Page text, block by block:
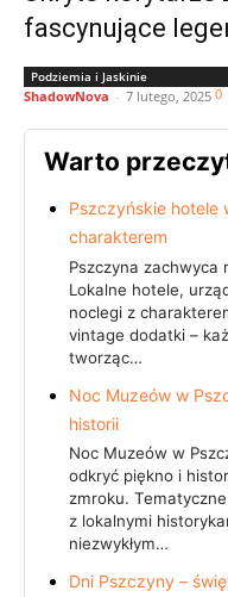
fascynujące
Podziemia i Jaskinie
ShadowNova - 7 lutego, 2025 0
Warto
Pszczyńskie hotele
charakterem
Pszczyna zachwyca
Lokalne hotele,
noclegi z
vintage dodatki –
tworząc…
Noc Muzeów w
historii
Noc Muzeów w
odkryć piękno i
zmroku.
z lokalnymi
niezwykłym…
Dni Pszczyny –